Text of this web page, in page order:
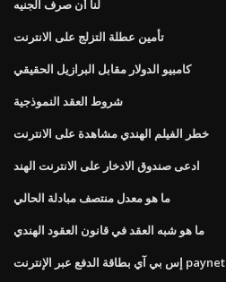
لنا أن صرف الجنيه
تأمين عطلة التزلج على الانترنت
كامبيو الدولار مقابل البرازيل الحقيقي
شروط العقد النموذجية
خطر الفيلم الهندي مشاهدة على الانترنت
ادعى صندوق الادخار على الانترنت الهند
ما هو معدل منتصف مبادلة الحالي
ما هو شبه العقد في قانون العقود الهندي
إس بي آي بطاقة الدفع عبر الإنترنت paynet